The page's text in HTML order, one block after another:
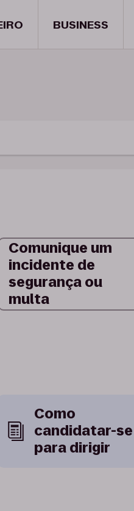
BUSINESS
Comunique um
incidente de
segurança ou
multa
Como
candidatar-se
para dirigir